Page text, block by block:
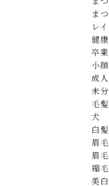
ま
レ
健康
卒
小顔
成
未
毛髪
犬
白髪
眉毛
眉
縮
美白